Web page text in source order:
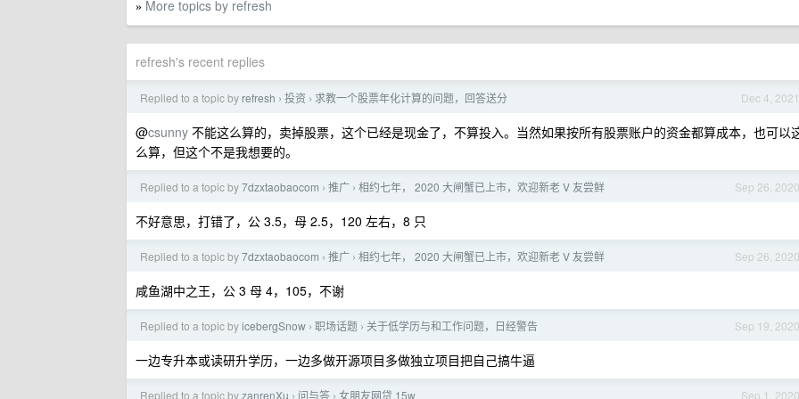
» More topics by refresh
refresh's recent replies
Dec 4, 2021
Replied to a topic by refresh › 投资 › 求教一个股票年化计算的问题，回答送分
@csunny 不能这么算的，卖掉股票，这个已经是现金了，不算投入。当然如果按所有股票账户的资金都算成本，也可以
么算，但这个不是我想要的。
Sep 26, 2020
Replied to a topic by7dzxtaobaocom › 推广 › 相约七年， 2020 大闸蟹已上市，欢迎新老 V 友尝鲜
不好意思，打错了，公 3.5，母 2.5，120 左右，8 只
Sep 26, 2020
Replied to a topic by7dzxtaobaocom › 推广 › 相约七年， 2020 大闸蟹已上市，欢迎新老 V 友尝鲜
咸鱼湖中之王，公 3 母 4，105，不谢
Sep 19, 2020
Replied to a topic byicebergSnow › 职场话题 › 关于低学历与和工作问题，日经警告
一边专升本或读研升学历，一边多做开源项目多做独立项目把自己搞牛逼
Sep 1, 2020
Replied to a topic byzanrenXu › 问与答 › 女朋友网贷 15w